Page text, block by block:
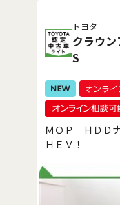
トヨタ
クラウ
S
ＭＯＰ ＨＤＤ
ＨＥＶ！